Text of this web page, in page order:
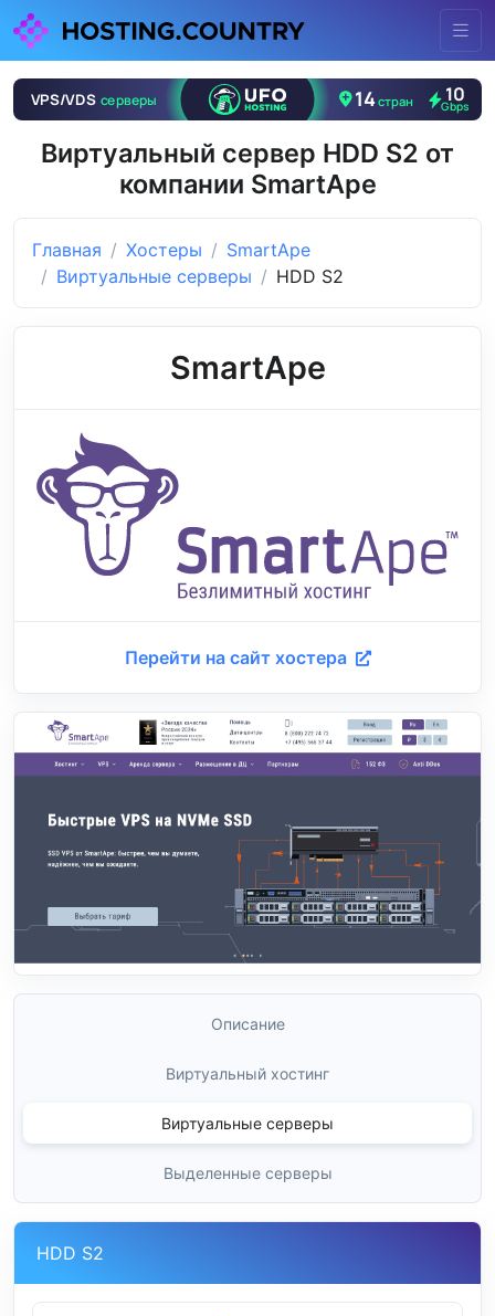
Виртуальный сервер HDD S2 от
компании SmartApe
Главная Хостеры
SmartApe
Виртуальные серверы
HDD S2
SmartApe
Перейти на сайт хостера
Описание
Виртуальный хостинг
Виртуальные серверы
Выделенные серверы
HDD S2